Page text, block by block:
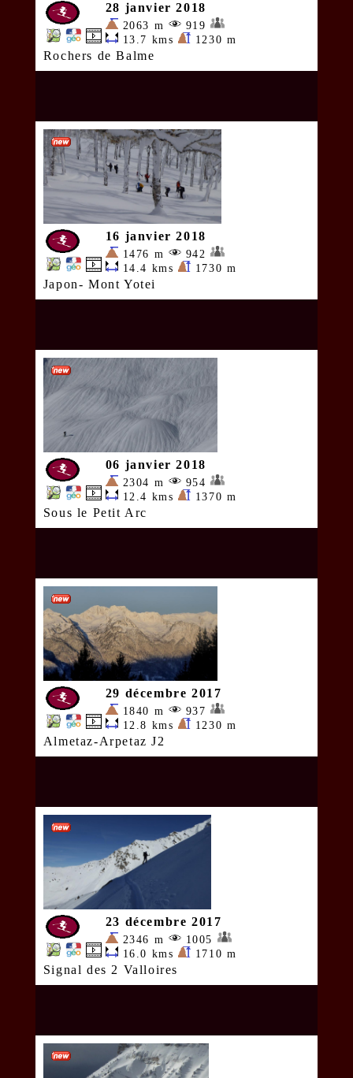
28 janvier 2018
2063 m
919
13.7 kms
1230 m
Rochers de Balme
16 janvier 2018
1476 m
942
14.4 kms
1730 m
Japon- Mont Yotei
06 janvier 2018
2304 m
954
12.4 kms
1370 m
Sous le Petit Arc
29 décembre 2017
1840 m
937
12.8 kms
1230 m
Almetaz-Arpetaz J2
23 décembre 2017
2346 m
1005
16.0 kms
1710 m
Signal des 2 Valloires